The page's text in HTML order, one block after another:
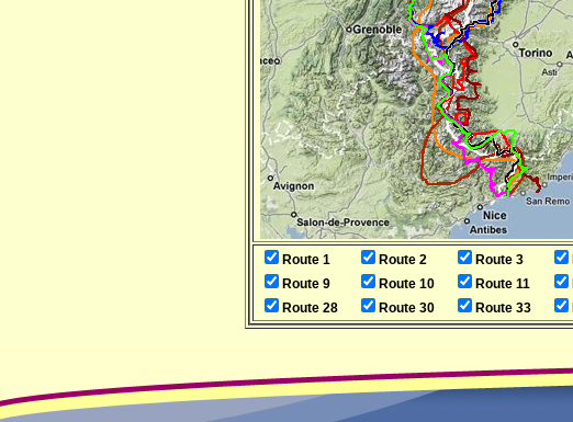
Route 1 Route 2 Route 3
Route 9
Route 10 Route 11
Route 28
Route 30 Route 33